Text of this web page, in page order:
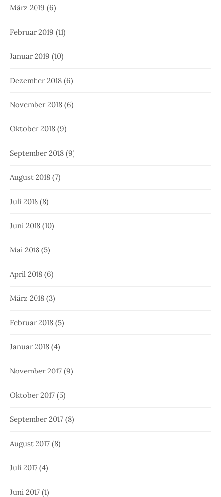
März 2019 (6)
Februar 2019 (11)
Januar 2019 (10)
Dezember 2018 (6)
November 2018 (6)
Oktober 2018 (9)
September 2018 (9)
August 2018 (7)
Juli 2018 (8)
Juni 2018 (10)
Mai 2018 (5)
April 2018 (6)
März 2018 (3)
Februar 2018 (5)
Januar 2018 (4)
November 2017 (9)
Oktober 2017 (5)
September 2017 (8)
August 2017 (8)
Juli 2017 (4)
Juni 2017 (1)